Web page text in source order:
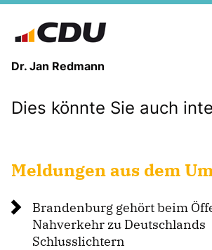
Dr. Jan Redmann
MEINE HEIMAT
MEINE
Dies könnte Sie auch
Meldungen aus dem
Brandenburg gehört beim
Nahverkehr zu Deutschlands
Schlusslichtern